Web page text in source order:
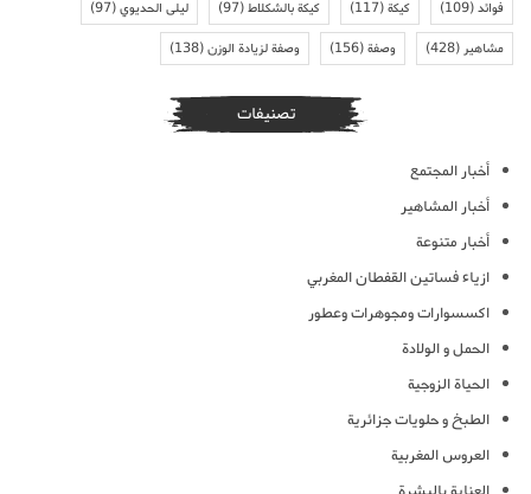
فوائد(109) كيكة(117) كيكة بالشكلاط(97) ليلى الحديوي(97)
مشاهير(428) وصفة(156) وصفة لزيادة الوزن(138)
تصنيفات
أخبار المجتمع
أخبار المشاهير
أخبار متنوعة
ازياء فساتين القفطان المغربي
اكسسوارات ومجوهرات وعطور
الحمل و الولادة
الحياة الزوجية
الطبخ و حلويات جزائرية
العروس المغربية